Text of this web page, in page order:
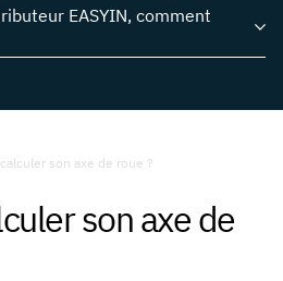
de roue ?
quelle différence ?
vélo EASYIN ?
EASYIN, comment
son axe de roue ?
son axe de